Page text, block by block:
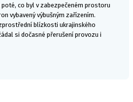
co byl v zabezpečeném prostoru
vybavený výbušným zařízením.
blízkosti ukrajinského
si dočasné přerušení provozu i